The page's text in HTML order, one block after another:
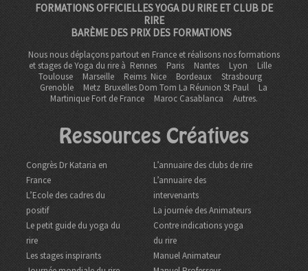
FORMATIONS OFFICIELLES YOGA DU RIRE ET CLUB DE
RIRE
BARÈME DES PRIX DES FORMATIONS
Nous nous déplaçons partout en France et réalisons nos formations
et stages de Yoga du rire à Rennes Paris Nantes Lyon
Lille
Toulouse
Marseille Reims Nice Bordeaux
Strasbourg
Grenoble
Metz Bruxelles Dom TomLa Réunion St Paul
La
Martinique Fort de France
Maroc Casablanca Autres.
Ressources Créatives
Congrès Dr Kataria en
France
L’Ecole des cadres du
positif
Le petit guide du yoga du
rire
Les stages inspirants
L’annuaire des clubs de rire
L’annuaire des
intervenants
La journée des Animateurs
Contre indications yoga
du rire
Manuel Animateur